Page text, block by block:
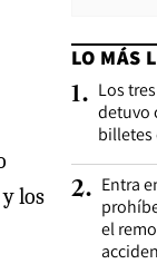
los
LO MÁS
1. Los
detuvo
billetes
2. Entra
el